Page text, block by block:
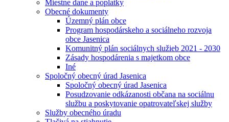
Miestne dane a poplatky
Obecné dokumenty
Územný plán obce
Program hospodárskeho a sociálneho rozvoja
obce Jasenica
Komunitný plán sociálnych služieb 2021 - 2030
Zásady hospodárenia s majetkom obce
Iné
Spoločný obecný úrad Jasenica
Spoločný obecný úrad Jasenica
Posudzovanie odkázanosti občana na sociálnu
službu a poskytovanie opatrovateľskej služby
Služby obecného úradu